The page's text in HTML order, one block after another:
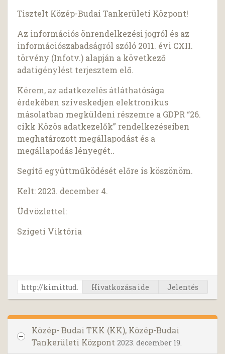
Tisztelt Közép-Budai Tankerületi Központ!
Az információs önrendelkezési jogról és az
információszabadságról szóló 2011. évi CXII.
törvény (Infotv.) alapján a következő
adatigénylést terjesztem elő.
Kérem, az adatkezelés átláthatósága
érdekében szíveskedjen elektronikus
másolatban megküldeni részemre a GDPR “26.
cikk Közös adatkezelők” rendelkezéseiben
meghatározott megállapodást és a
megállapodás lényegét..
Segítő együttműködését előre is köszönöm.
Kelt: 2023. december 4.
Üdvözlettel:
Szigeti Viktória
Hivatkozása ide Jelentés
Közép- Budai TKK (KK), Közép-Budai
Tankerületi Központ 2023. december 19.